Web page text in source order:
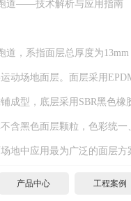
道——技术解析与应用指南
道，系指面层总厚度为13mm
动场地面层。面层采用
成型，底层采用SBR黑色橡
含黑色面层颗粒，色彩统
地中应用最为广泛的面层方
关于我们
合作伙伴
产品中心 工程案例